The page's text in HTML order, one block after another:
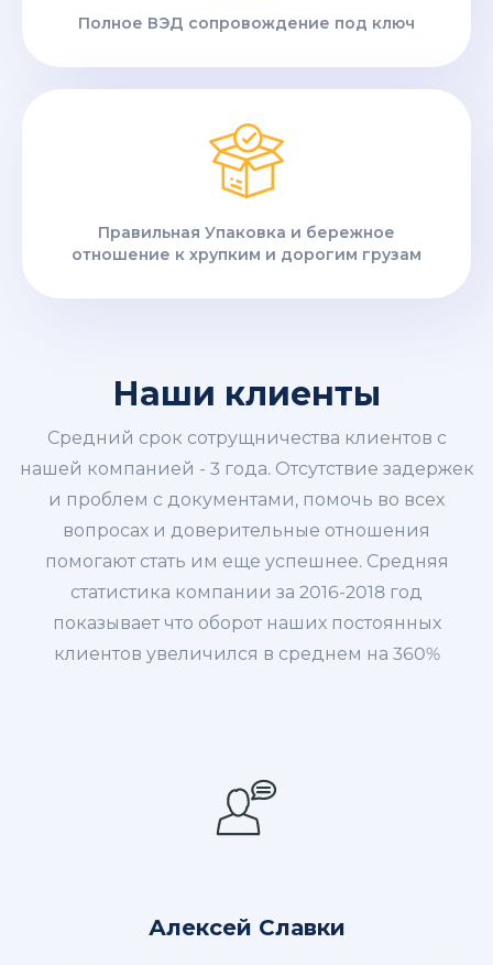
Полное ВЭД сопровождение под ключ
Правильная Упаковка и бережное
отношение к хрупким и дорогим грузам
Наши клиенты
Средний срок сотрущничества клиентов с
нашей компанией - 3 года. Отсутствие задержек
и проблем с документами, помочь во всех
вопросах и доверительные отношения
помогают стать им еще успешнее. Средняя
статистика компании за 2016-2018 год
показывает что оборот наших постоянных
клиентов увеличился в среднем на 360%
Алексей Славки